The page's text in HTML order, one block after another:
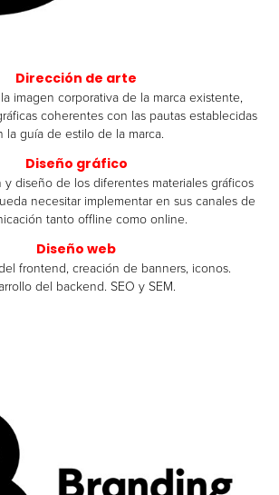
Dirección de arte
imagen corporativa de la marca existente,
coherentes con las pautas establecidas
la guía de estilo de la marca.
Diseño gráfico
diseño de los diferentes materiales gráficos
necesitar implementar en sus canales de
tanto offline como online.
Diseño web
frontend, creación de banners, iconos.
del backend. SEO y SEM.